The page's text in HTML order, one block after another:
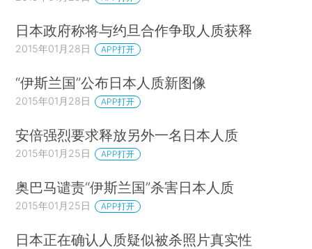
日本政府称将与约旦合作争取人质获释
2015年01月28日 APP打开
“伊斯兰国”公布日本人质新图像
2015年01月28日 APP打开
安倍强烈要求释放另外一名日本人质
2015年01月25日 APP打开
奥巴马谴责“伊斯兰国”杀害日本人质
2015年01月25日 APP打开
日本正在确认人质疑似被杀照片真实性